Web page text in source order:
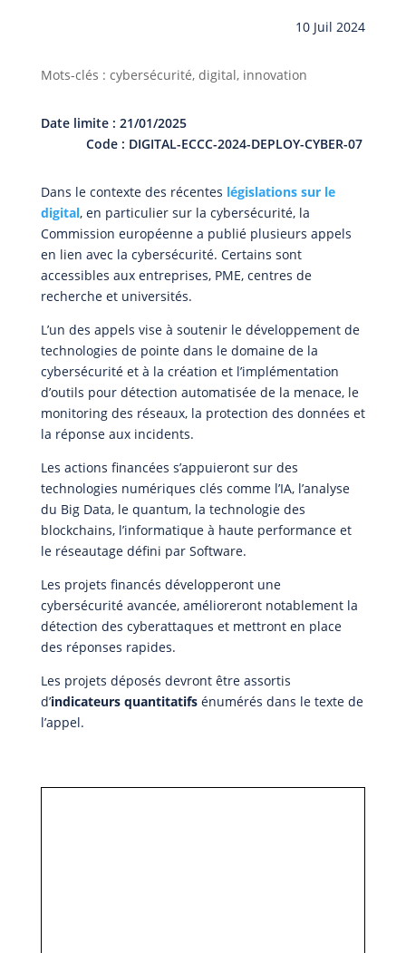
10 Juil 2024
Mots-clés : cybersécurité, digital, innovation
Date limite : 21/01/2025
Code : DIGITAL-ECCC-2024-DEPLOY-CYBER-07
Dans le contexte des récentes législations sur le
digital, en particulier sur la cybersécurité, la
Commission européenne a publié plusieurs appels
en lien avec la cybersécurité. Certains sont
accessibles aux entreprises, PME, centres de
recherche et universités.
L’un des appels vise à soutenir le développement de
technologies de pointe dans le domaine de la
cybersécurité et à la création et l’implémentation
d’outils pour détection automatisée de la menace, le
monitoring des réseaux, la protection des données et
la réponse aux incidents.
Les actions financées s’appuieront sur des
technologies numériques clés comme l’IA, l’analyse
du Big Data, le quantum, la technologie des
blockchains, l’informatique à haute performance et
le réseautage défini par Software.
Les projets financés développeront une
cybersécurité avancée, amélioreront notablement la
détection des cyberattaques et mettront en place
des réponses rapides.
Les projets déposés devront être assortis
d’indicateurs quantitatifsénumérés dans le texte de
l’appel.